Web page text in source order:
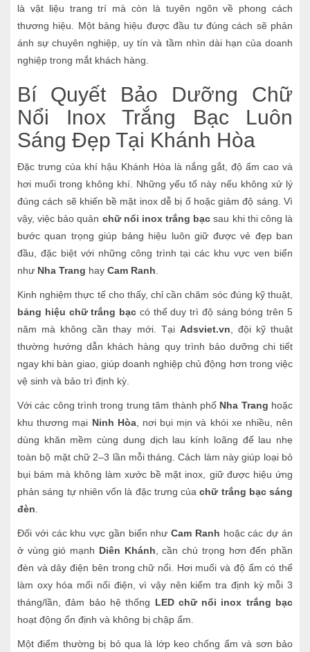
là vật liệu trang trí mà còn là tuyên ngôn về phong cách
thương hiệu. Một bảng hiệu được đầu tư đúng cách sẽ phản
ánh sự chuyên nghiệp, uy tín và tầm nhìn dài hạn của doanh
nghiệp trong mắt khách hàng.
Bí Quyết Bảo Dưỡng Chữ
Nổi Inox Trắng Bạc Luôn
Sáng Đẹp Tại Khánh Hòa
Đặc trưng của khí hậu Khánh Hòa là nắng gắt, độ ẩm cao và
hơi muối trong không khí. Những yếu tố này nếu không xử lý
đúng cách sẽ khiến bề mặt inox dễ bị ố hoặc giảm độ sáng. Vì
vậy, việc bảo quản chữ nổi inox trắng bạc sau khi thi công là
bước quan trọng giúp bảng hiệu luôn giữ được vẻ đẹp ban
đầu, đặc biệt với những công trình tại các khu vực ven biển
như Nha Trang hay Cam Ranh
Kinh nghiệm thực tế cho thấy, chỉ cần chăm sóc đúng kỹ thuật,
bảng hiệu chữ trắng bạc có thể duy trì độ sáng bóng trên 5
năm mà không cần thay mới. Tại Adsviet.vn , đội kỹ thuật
thường hướng dẫn khách hàng quy trình bảo dưỡng chi tiết
ngay khi bàn giao, giúp doanh nghiệp chủ động hơn trong việc
vệ sinh và bảo trì định kỳ.
Với các công trình trong trung tâm thành phố Nha Trang hoặc
khu thương mại Ninh Hòa, nơi bụi mịn và khói xe nhiều, nên
dùng khăn mềm cùng dung dịch lau kính loãng để lau nhẹ
toàn bộ mặt chữ 2–3 lần mỗi tháng. Cách làm này giúp loại bỏ
bụi bám mà không làm xước bề mặt inox, giữ được hiệu ứng
phản sáng tự nhiên vốn là đặc trưng củachữ trắng bạc sáng
đèn
Đối với các khu vực gần biển nhưCam Ranh hoặc các dự án
ở vùng gió mạnh Diên Khánh , cần chú trọng hơn đến phần
đèn và dây điện bên trong chữ nổi. Hơi muối và độ ẩm có thể
làm oxy hóa mối nối điện, vì vậy nên kiểm tra định kỳ mỗi 3
tháng/lần, đảm bảo hệ thống LED chữ nổi inox trắng bạc
hoạt động ổn định và không bị chập ẩm.
Một điểm thường bị bỏ qua là lớp keo chống ẩm và sơn bảo